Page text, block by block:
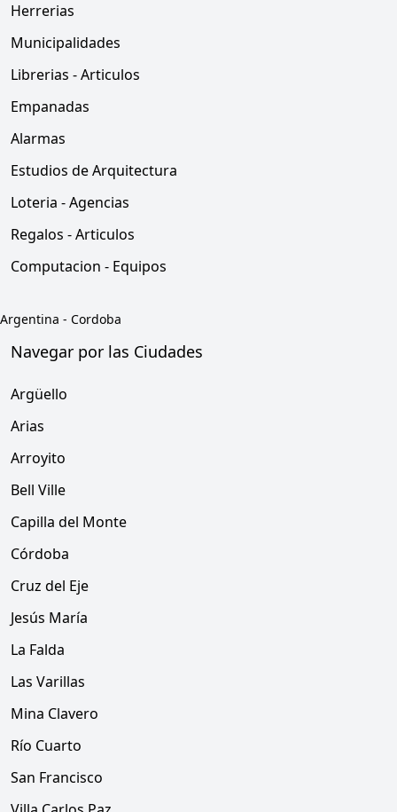
Herrerias
Municipalidades
Librerias - Articulos
Empanadas
Alarmas
Estudios de Arquitectura
Loteria - Agencias
Regalos - Articulos
Computacion - Equipos
Argentina - Cordoba
Navegar por las Ciudades
Argüello
Arias
Arroyito
Bell Ville
Capilla del Monte
Córdoba
Cruz del Eje
Jesús María
La Falda
Las Varillas
Mina Clavero
Río Cuarto
San Francisco